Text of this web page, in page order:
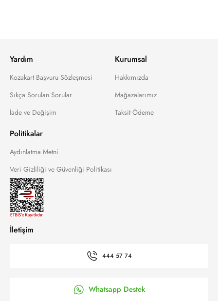
Yardım
Kozakart Başvuru Sözleşmesi
Sıkça Sorulan Sorular
İade ve Değişim
Kurumsal
Hakkımızda
Mağazalarımız
Taksit Ödeme
Politikalar
Aydınlatma Metni
Veri Gizliliği ve Güvenliği Politikası
İletişim
444 57 74
Whatsapp Destek